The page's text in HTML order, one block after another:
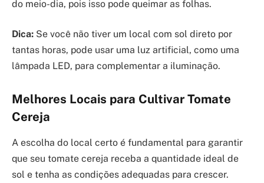
do meio-dia, pois isso pode queimar as folhas.
Dica: Se você não tiver um local com sol direto por
tantas horas, pode usar uma luz artificial, como uma
lâmpada LED, para complementar a iluminação.
Melhores Locais para Cultivar Tomate
Cereja
A escolha do local certo é fundamental para garantir
que seu tomate cereja receba a quantidade ideal de
sol e tenha as condições adequadas para crescer.